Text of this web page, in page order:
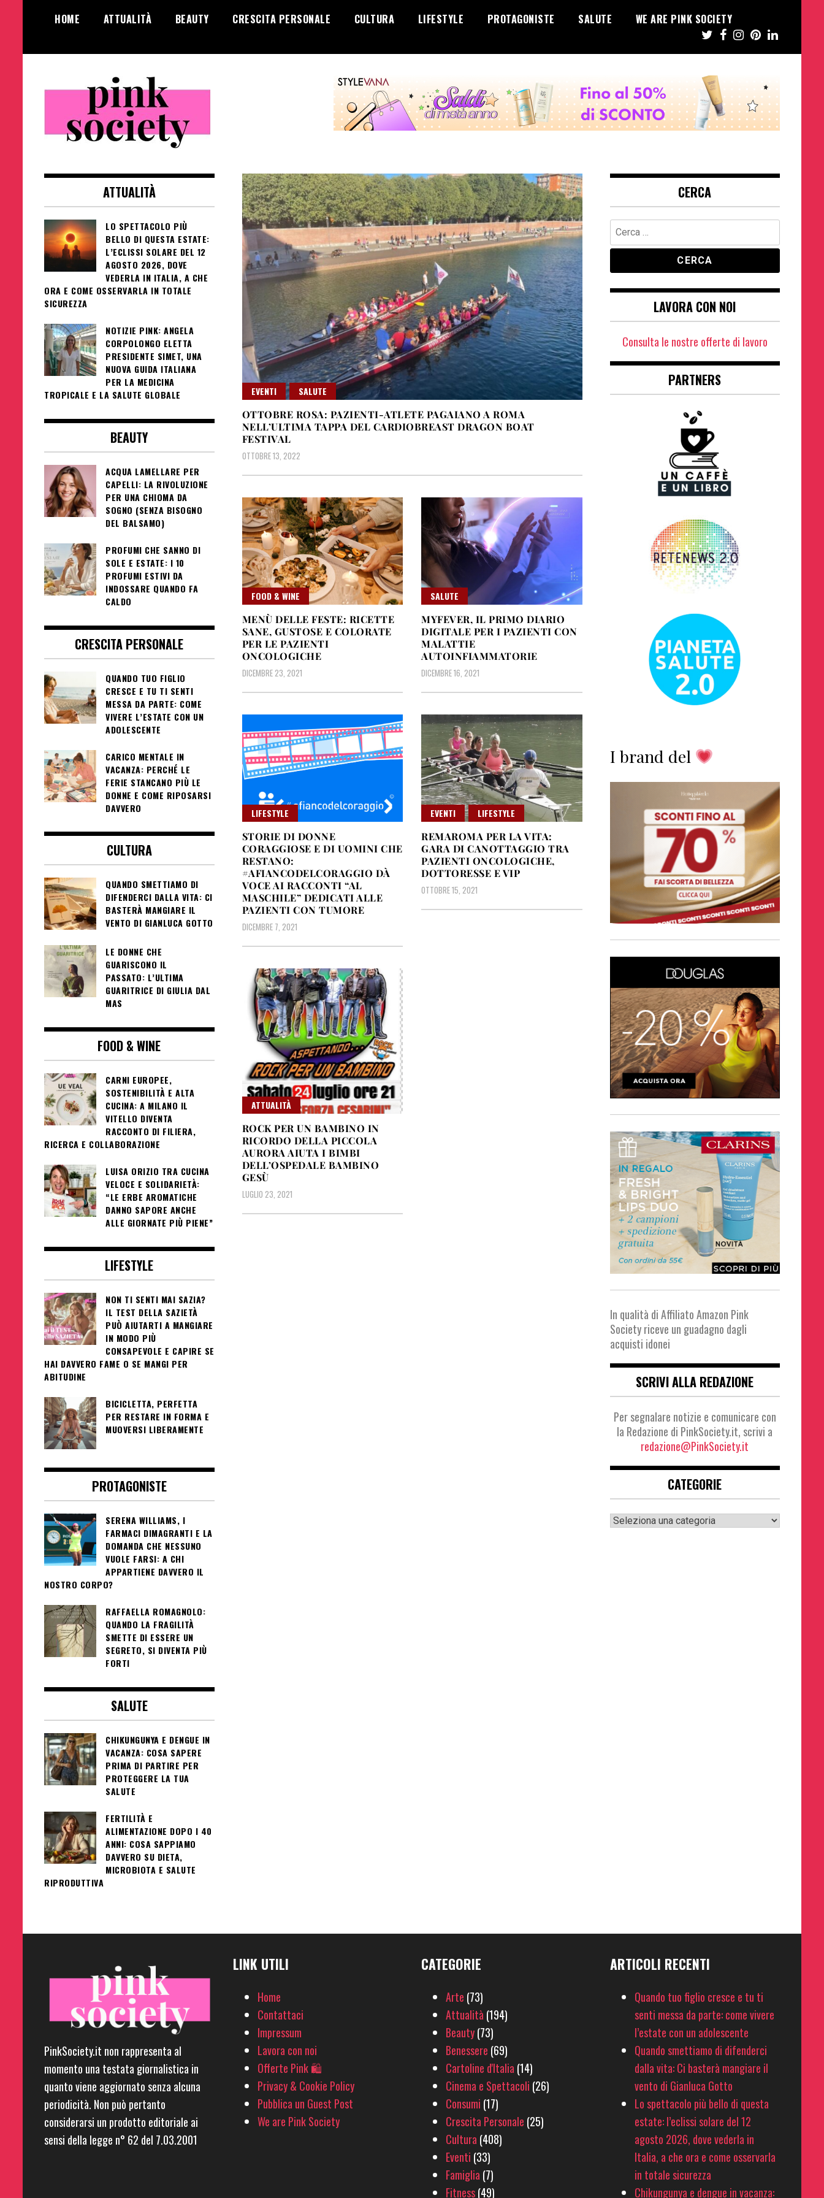
HOME ATTUALITÀ BEAUTY CRESCITA PERSONALE CULTURA LIFESTYLE PROTAGONISTE SALUTE WE ARE PINK SOCIETY
Pink Society
femminile
EVENTI
SALUTE
OTTOBRE ROSA: PAZIENTI-ATLETE PAGAIANO A ROMA
NELL’ULTIMA TAPPA DEL CARDIOBREAST DRAGON BOAT
FESTIVAL
OTTOBRE 13, 2022
FOOD & WINE
MENÙ DELLE FESTE: RICETTE
SANE, GUSTOSE E COLORATE
PER LE PAZIENTI
ONCOLOGICHE
DICEMBRE 23, 2021
SALUTE
MYFEVER, IL PRIMO DIARIO
DIGITALE PER I PAZIENTI CON
MALATTIE
AUTOINFIAMMATORIE
DICEMBRE 16, 2021
LIFESTYLE
STORIE DI DONNE
CORAGGIOSE E DI UOMINI CHE
RESTANO:
#AFIANCODELCORAGGIO DÀ
VOCE AI RACCONTI “AL
MASCHILE” DEDICATI ALLE
PAZIENTI CON TUMORE
DICEMBRE 7, 2021
EVENTI
LIFESTYLE
REMAROMA PER LA VITA:
GARA DI CANOTTAGGIO TRA
PAZIENTI ONCOLOGICHE,
DOTTORESSE E VIP
OTTOBRE 15, 2021
ATTUALITÀ
ROCK PER UN BAMBINO IN
RICORDO DELLA PICCOLA
AURORA AIUTA I BIMBI
DELL’OSPEDALE BAMBINO
GESÙ
LUGLIO 23, 2021
ATTUALITÀ
LO SPETTACOLO PIÙ
BELLO DI QUESTA ESTATE:
L’ECLISSI SOLARE DEL 12
AGOSTO 2026, DOVE
VEDERLA IN ITALIA, A CHE
ORA E COME OSSERVARLA IN TOTALE
SICUREZZA
NOTIZIE PINK: ANGELA
CORPOLONGO ELETTA
PRESIDENTE SIMET, UNA
NUOVA GUIDA ITALIANA
PER LA MEDICINA
TROPICALE E LA SALUTE GLOBALE
BEAUTY
ACQUA LAMELLARE PER
CAPELLI: LA RIVOLUZIONE
PER UNA CHIOMA DA
SOGNO (SENZA BISOGNO
DEL BALSAMO)
PROFUMI CHE SANNO DI
SOLE E ESTATE: I 10
PROFUMI ESTIVI DA
INDOSSARE QUANDO FA
CALDO
CRESCITA PERSONALE
QUANDO TUO FIGLIO
CRESCE E TU TI SENTI
MESSA DA PARTE: COME
VIVERE L’ESTATE CON UN
ADOLESCENTE
CARICO MENTALE IN
VACANZA: PERCHÉ LE
FERIE STANCANO PIÙ LE
DONNE E COME RIPOSARSI
DAVVERO
CULTURA
QUANDO SMETTIAMO DI
DIFENDERCI DALLA VITA: CI
BASTERÀ MANGIARE IL
VENTO DI GIANLUCA GOTTO
LE DONNE CHE
GUARISCONO IL
PASSATO: L’ULTIMA
GUARITRICE DI GIULIA DAL
MAS
FOOD & WINE
CARNI EUROPEE,
SOSTENIBILITÀ E ALTA
CUCINA: A MILANO IL
VITELLO DIVENTA
RACCONTO DI FILIERA,
RICERCA E COLLABORAZIONE
LUISA ORIZIO TRA CUCINA
VELOCE E SOLIDARIETÀ:
“LE ERBE AROMATICHE
DANNO SAPORE ANCHE
ALLE GIORNATE PIÙ PIENE”
LIFESTYLE
NON TI SENTI MAI SAZIA?
IL TEST DELLA SAZIETÀ
PUÒ AIUTARTI A MANGIARE
IN MODO PIÙ
CONSAPEVOLE E CAPIRE SE
HAI DAVVERO FAME O SE MANGI PER
ABITUDINE
BICICLETTA, PERFETTA
PER RESTARE IN FORMA E
MUOVERSI LIBERAMENTE
PROTAGONISTE
SERENA WILLIAMS, I
FARMACI DIMAGRANTI E LA
DOMANDA CHE NESSUNO
VUOLE FARSI: A CHI
APPARTIENE DAVVERO IL
NOSTRO CORPO?
RAFFAELLA ROMAGNOLO:
QUANDO LA FRAGILITÀ
SMETTE DI ESSERE UN
SEGRETO, SI DIVENTA PIÙ
FORTI
SALUTE
CHIKUNGUNYA E DENGUE IN
VACANZA: COSA SAPERE
PRIMA DI PARTIRE PER
PROTEGGERE LA TUA
SALUTE
FERTILITÀ E
ALIMENTAZIONE DOPO I 40
ANNI: COSA SAPPIAMO
DAVVERO SU DIETA,
MICROBIOTA E SALUTE
RIPRODUTTIVA
CERCA
Ricerca
per:
LAVORA CON NOI
Consulta le nostre offerte di lavoro
PARTNERS
I brand del
In qualità di Affiliato Amazon Pink
Society riceve un guadagno dagli
acquisti idonei
SCRIVI ALLA REDAZIONE
Per segnalare notizie e comunicare con
la Redazione di PinkSociety.it, scrivi a
redazione@PinkSociety.it
CATEGORIE
Categorie
PinkSociety.it non rappresenta al
momento una testata giornalistica in
quanto viene aggiornato senza alcuna
periodicità. Non può pertanto
considerarsi un prodotto editoriale ai
sensi della legge n° 62 del 7.03.2001
LINK UTILI
Home
Contattaci
Impressum
Lavora con noi
Offerte Pink 🛍
Privacy & Cookie Policy
Pubblica un Guest Post
We are Pink Society
CATEGORIE
Arte (73)
Attualità (194)
Beauty(73)
Benessere (69)
Cartoline d'Italia (14)
Cinema e Spettacoli (26)
Consumi (17)
Crescita Personale (25)
Cultura (408)
Eventi (33)
Famiglia (7)
Fitness(49)
ARTICOLI RECENTI
Quando tuo figlio cresce e tu ti
senti messa da parte: come vivere
l’estate con un adolescente
Quando smettiamo di difenderci
dalla vita: Ci basterà mangiare il
vento di Gianluca Gotto
Lo spettacolo più bello di questa
estate: l’eclissi solare del 12
agosto 2026, dove vederla in
Italia, a che ora e come osservarla
in totale sicurezza
Chikungunya e dengue in vacanza: